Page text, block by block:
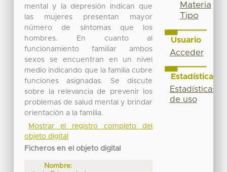
mental y la depresión indican que
las mujeres presentan mayor
número de síntomas que los
hombres. En cuanto al
funcionamiento familiar ambos
sexos se encuentran en un nivel
medio indicando que la familia cubre
funciones asignadas. Se discute
sobre la relevancia de prevenir los
problemas de salud mental y brindar
orientación a la familia.
Mostrar el registro completo del
objeto digital
Ficheros en el objeto digital
Nombre:
Materia
Tipo
Usuario
Acceder
Estadísticas
Estadísticas
de uso